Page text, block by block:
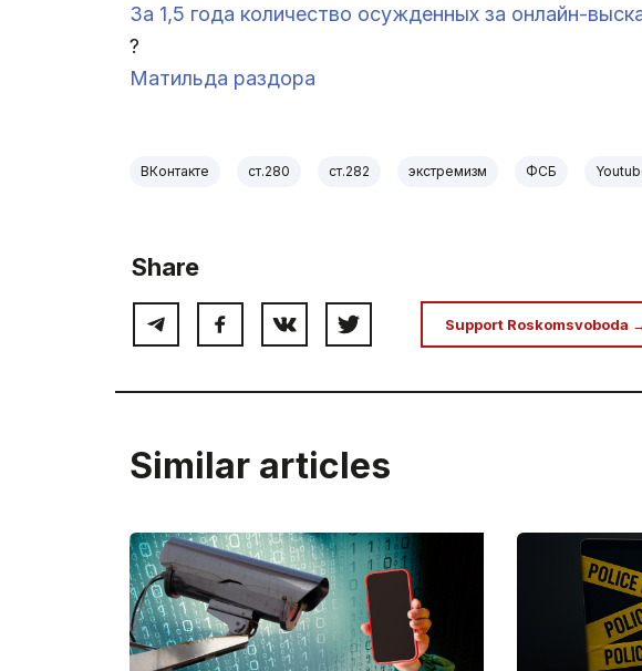
За 1,5 года количество осужденных за онлайн-
?
Матильда раздора
ВКонтакте ст.280 ст.282 экстремизм ФСБ
Share
Support Roskomsvoboda
Similar articles